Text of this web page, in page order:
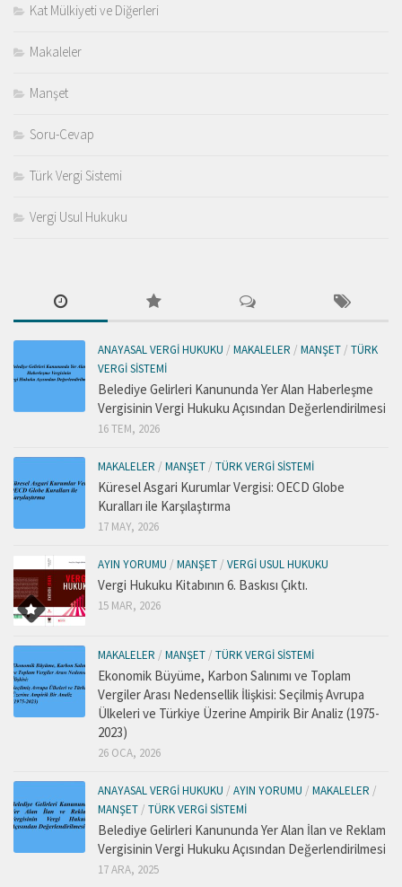
Kat Mülkiyeti ve Diğerleri
Makaleler
Manşet
Soru-Cevap
Türk Vergi Sistemi
Vergi Usul Hukuku
ANAYASAL VERGI HUKUKU / MAKALELER / MANŞET / TÜRK
VERGI SISTEMI
Belediye Gelirleri Kanununda Yer Alan Haberleşme
Vergisinin Vergi Hukuku Açısından Değerlendirilmesi
16 TEM, 2026
MAKALELER / MANŞET / TÜRK VERGI SISTEMI
Küresel Asgari Kurumlar Vergisi: OECD Globe
Kuralları ile Karşılaştırma
17 MAY, 2026
AYIN YORUMU / MANŞET / VERGI USUL HUKUKU
Vergi Hukuku Kitabının 6. Baskısı Çıktı.
15 MAR, 2026
MAKALELER / MANŞET / TÜRK VERGI SISTEMI
Ekonomik Büyüme, Karbon Salınımı ve Toplam
Vergiler Arası Nedensellik İlişkisi: Seçilmiş Avrupa
Ülkeleri ve Türkiye Üzerine Ampirik Bir Analiz (1975-
2023)
26 OCA, 2026
ANAYASAL VERGI HUKUKU / AYIN YORUMU / MAKALELER /
MANŞET / TÜRK VERGI SISTEMI
Belediye Gelirleri Kanununda Yer Alan İlan ve Reklam
Vergisinin Vergi Hukuku Açısından Değerlendirilmesi
17 ARA, 2025